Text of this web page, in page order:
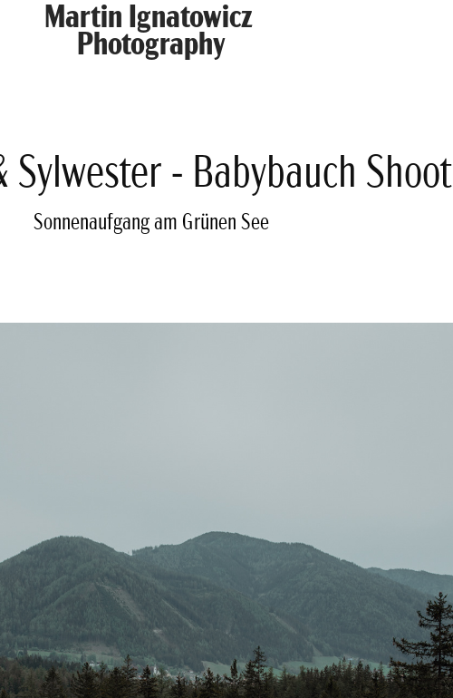
Martin Ignatowicz
Photography
Sylwester - Babybauch Shoot
Sonnenaufgang am Grünen See